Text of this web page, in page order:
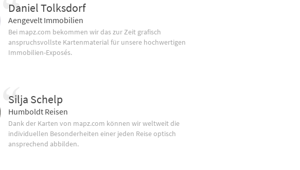
Daniel Tolksdorf
Aengevelt Immobilien
Bei mapz.com bekommen wir das zur Zeit grafisch
anspruchsvollste Kartenmaterial für unsere hochwertigen
Immobilien-Exposés.
Silja Schelp
Humboldt Reisen
Dank der Karten von mapz.com können wir weltweit die
individuellen Besonderheiten einer jeden Reise optisch
ansprechend abbilden.